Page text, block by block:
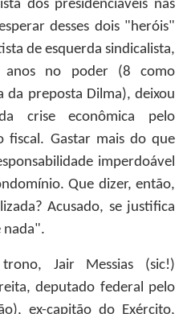
dos presidenciáveis nas
desses dois "heróis"
de esquerda sindicalista,
anos no poder (8 como
da preposta Dilma), deixou
crise econômica pelo
fiscal. Gastar mais do que
imperdoável
Que dizer, então,
Acusado, se justifica
nada".
Jair Messias (sic!)
deputado federal pelo
ex-capitão do Exército,